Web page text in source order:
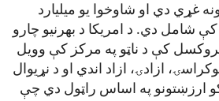
۳۰ هیوادونه غړي دي او شاوخوا یو میلیارد
شامل دي. د امریکا د بهرنیو چارو
بروکسل کې د ناټو په مرکز کې وویل
ازادۍ، ازاد اندي او د نړیوال
ارزښتونو په اساس راټول دي چې